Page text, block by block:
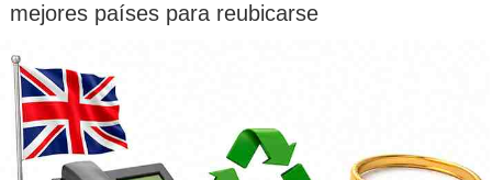
mejores países para reubicarse